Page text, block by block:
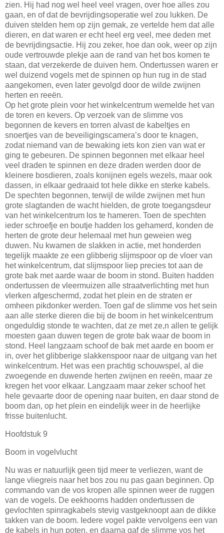
zien. Hij had nog wel heel veel vragen, over hoe alles zou
gaan, en of dat de bevrijdingsoperatie wel zou lukken. De
duiven stelden hem op zijn gemak, ze vertelde hem dat alle
dieren, en dat waren er echt heel erg veel, mee deden met
de bevrijdingsactie. Hij zou zeker, hoe dan ook, weer op zijn
oude vertrouwde plekje aan de rand van het bos komen te
staan, dat verzekerde de duiven hem. Ondertussen waren er
wel duizend vogels met de spinnen op hun rug in de stad
aangekomen, even later gevolgd door de wilde zwijnen
herten en reeën.
Op het grote plein voor het winkelcentrum wemelde het van
de toren en kevers. Op verzoek van de slimme vos
begonnen de kevers en torren alvast de kabeltjes en
snoertjes van de beveiligingscamera’s door te knagen,
zodat niemand van de bewaking iets kon zien van wat er
ging te gebeuren. De spinnen begonnen met elkaar heel
veel draden te spinnen en deze draden werden door de
kleinere bosdieren, zoals konijnen egels wezels, maar ook
dassen, in elkaar gedraaid tot hele dikke en sterke kabels.
De spechten begonnen, terwijl de wilde zwijnen met hun
grote slagtanden de wacht hielden, de grote toegangsdeur
van het winkelcentrum los te hameren. Toen de spechten
ieder schroefje en boutje hadden los gehamerd, konden de
herten de grote deur helemaal met hun geweien weg
duwen. Nu kwamen de slakken in actie, met honderden
tegelijk maakte ze een glibberig slijmspoor op de vloer van
het winkelcentrum, dat slijmspoor liep precies tot aan de
grote bak met aarde waar de boom in stond. Buiten hadden
ondertussen de vleermuizen alle straatverlichting met hun
vlerken afgeschermd, zodat het plein en de straten er
omheen pikdonker werden. Toen gaf de slimme vos het sein
aan alle sterke dieren die bij de boom in het winkelcentrum
ongeduldig stonde te wachten, dat ze met ze,n allen te gelijk
moesten gaan duwen tegen de grote bak waar de boom in
stond. Heel langzaam schoof de bak met aarde en boom er
in, over het glibberige slakkenspoor naar de uitgang van het
winkelcentrum. Het was een prachtig schouwspel, al die
zwoegende en duwende herten zwijnen en reeën, maar ze
kregen het voor elkaar. Langzaam maar zeker schoof het
hele gevaarte door de opening naar buiten, en daar stond de
boom dan, op het plein en eindelijk weer in de heerlijke
frisse buitenlucht.
Hoofdstuk 9
Boom in vogelvlucht
Nu was er natuurlijk geen tijd meer te verliezen, want de
lange vliegreis naar het bos zou nu pas gaan beginnen. Op
commando van de vos kropen alle spinnen weer de ruggen
van de vogels. De eekhoorns hadden ondertussen de
gevlochten spinragkabels stevig vastgeknoopt aan de dikke
takken van de boom. Iedere vogel pakte vervolgens een van
de kabels in hun poten, en daarna gaf de slimme vos het